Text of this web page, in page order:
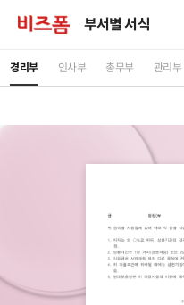
부서별 서식
경리부 인사부 총무부 관리부